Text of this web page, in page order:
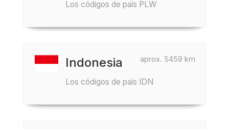
Los códigos de país PLW
aprox. 5459 km
Indonesia
Los códigos de país IDN